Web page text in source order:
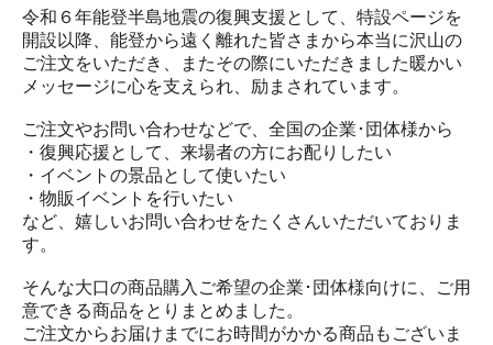
令和６年能登半島地震の復興支援として、特設ページを
開設以降、能登から遠く離れた皆さまから本当に沢山の
ご注文をいただき、またその際にいただきました暖かい
メッセージに心を支えられ、励まされています。
ご注文やお問い合わせなどで、全国の企業･団体様から
・復興応援として、来場者の方にお配りしたい
・イベントの景品として使いたい
・物販イベントを行いたい
など、嬉しいお問い合わせをたくさんいただいておりま
す。
そんな大口の商品購入ご希望の企業･団体様向けに、ご用
意できる商品をとりまとめました。
ご注文からお届けまでにお時間がかかる商品もございま